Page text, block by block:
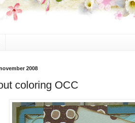
2008
coloring OCC